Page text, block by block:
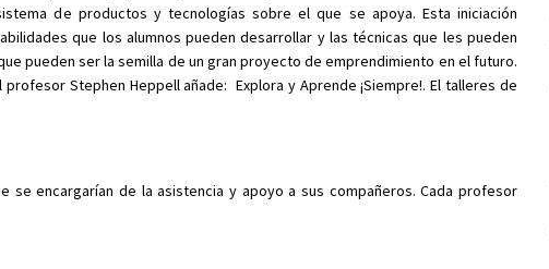
de productos y tecnologías sobre el que se apoya. Esta iniciación
que los alumnos pueden desarrollar y las técnicas que les pueden
pueden ser la semilla de un gran proyecto de emprendimiento en el futuro.
Stephen Heppell añade: Explora y Aprende ¡Siempre!. El talleres de
encargarían de la asistencia y apoyo a sus compañeros. Cada profesor